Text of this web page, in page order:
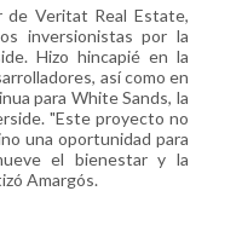
de Veritat Real Estate,
inversionistas por la
Hizo hincapié en la
así como en
para White Sands, la
"Este proyecto no
una oportunidad para
el bienestar y la
Amargós.